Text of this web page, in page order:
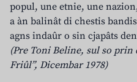
popul, une etnie, une
a àn balinât di chestis
agns indaûr o sin cjapâts
(Pre Toni Beline, sul so
Friûl”, Dicembar 1978)